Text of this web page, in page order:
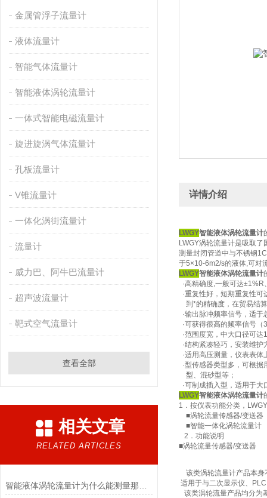
金属管浮子流量计
液体流量计
智能气体流量计
智能液体涡轮流量计
一体式智能电磁流量计
旋进旋涡气体流量计
孔板流量计
V锥流量计
一体化涡街流量计
流量计
威力巴、阿牛巴流量计
超声波流量计
靶式空气流量计
查看全部
相关文章
RELATED ARTICLES
详情介绍
LWGY智能液体涡轮流量计
LWGY涡轮流量计是吸取
测量封闭管道中与不锈钢
于5×10-6m2/s的液体,可对
LWGY智能液体涡轮流量计
·高精确度,一般可达
·重复性好，短期重复性
到*的精确度，在贸易结
·输出脉冲频率信号，适
·可获得很高的频率信号
·范围度宽，中大口径可
·结构紧凑轻巧，安装维
·适用高压测量，仪表表
·型传感器类型多，可根
型、混砂型等；
·可制成插入型，适用于
LWGY智能液体涡轮流量计
1．按仪表功能分类，
■涡轮流量传感器/变送器
■智能一体化涡轮流量计
2．功能说明
■涡轮流量传感器/变送器
该类涡轮流量计产品本身
适用于与二次显示仪、
该类涡轮流量产品均分为